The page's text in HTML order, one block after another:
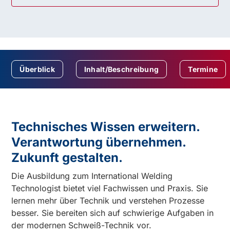
Überblick Inhalt/Beschreibung Termine
Technisches Wissen erweitern.
Verantwortung übernehmen.
Zukunft gestalten.
Die Ausbildung zum International Welding
Technologist bietet viel Fachwissen und Praxis. Sie
lernen mehr über Technik und verstehen Prozesse
besser. Sie bereiten sich auf schwierige Aufgaben in
der modernen Schweiß-Technik vor.